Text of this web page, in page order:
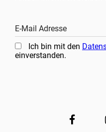
E-Mail Adresse
Ich bin mit den
einverstanden.